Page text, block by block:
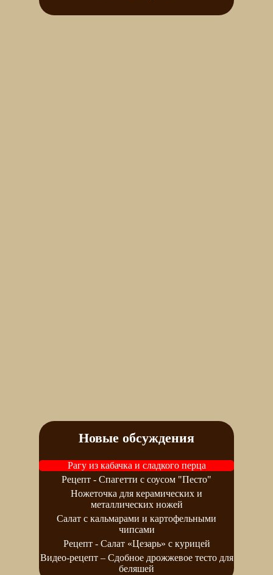
Новые обсуждения
Рагу из кабачка и сладкого перца
Рецепт - Спагетти с соусом "Песто"
Ножеточка для керамических и
металлических ножей
Салат с кальмарами и картофельными
чипсами
Рецепт - Салат «Цезарь» с курицей
Видео-рецепт – Сдобное дрожжевое тесто для
беляшей